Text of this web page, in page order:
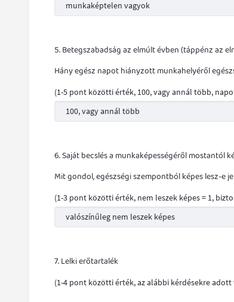
5. Betegszabadság az elmúlt évben (táppénz az
Hány egész napot hiányzott munkahelyéről
(1-5 pont közötti érték, 100, vagy annál több,
6. Saját becslés a munkaképességéről mostantól
Mit gondol, egészségi szempontból képes lesz-e
(1-3 pont közötti érték, nem leszek képes = 1,
7. Lelki erőtartalék
(1-4 pont közötti érték, az alábbi kérdésekre